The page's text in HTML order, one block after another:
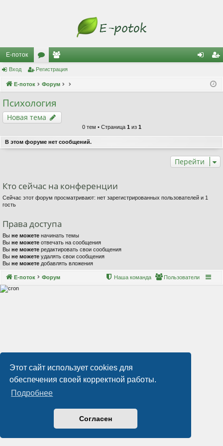
Этот сайт использует cookies для
обеспечения своей корректной работы.
Подробнее
Согласен
Е-поток
ор
ум
ол
ьз
ат
и
ис
Вход Регистрация
Е-поток Форум
Психология
Новая тема
0 тем • Страница 1 из 1
В этом форуме нет сообщений.
Перейти
Кто сейчас на конференции
Сейчас этот форум просматривают: нет зарегистрированных пользователей и 1
гость
Права доступа
Вы не можете начинать темы
Вы не можете отвечать на сообщения
Вы не можете редактировать свои сообщения
Вы не можете удалять свои сообщения
Вы не можете добавлять вложения
Е-поток Форум Пользователи
Наша команда